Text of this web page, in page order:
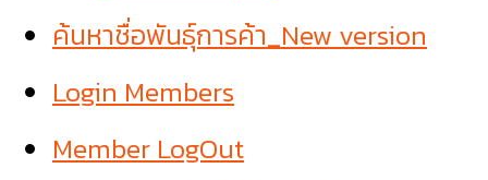
ค้นหาชื่อพันธุ์การค้า_New version
Login Members
Member LogOut